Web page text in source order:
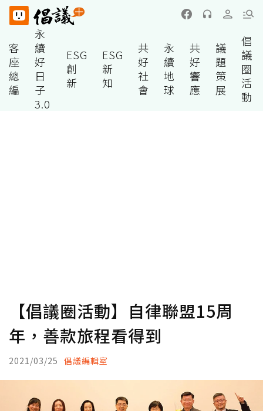
客
座
總
編
永
續
好
日
子
3.0
ESG
創
新
ESG
新
知
共
好
社
會
永
續
地
球
共
好
響
應
議
題
策
展
倡
議
圈
活
動
【倡議圈活動】自律聯盟15周
年，善款旅程看得到
2021/03/25 倡議編輯室